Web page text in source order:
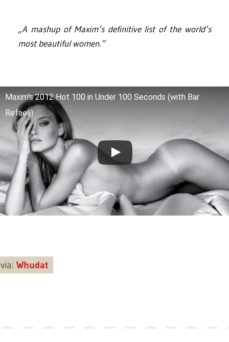
„A mashup of Maxim’s definitive list of the world’s
most beautiful women.“
Maxim's 2012 Hot 100 in Under 100 Seconds (with Bar
Refaeli)
via: Whudat